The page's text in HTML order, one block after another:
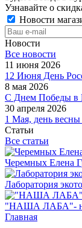
Узнавайте о
Новости
Новости
Все новости
11 июня 2026
12 Июня День
8 мая 2026
С Днем Победы в
30 апреля 2026
1 Мая, день весны
Статьи
Все статьи
Черемных Елена
Лаборатория
"НАША ЛАБА"-
Главная